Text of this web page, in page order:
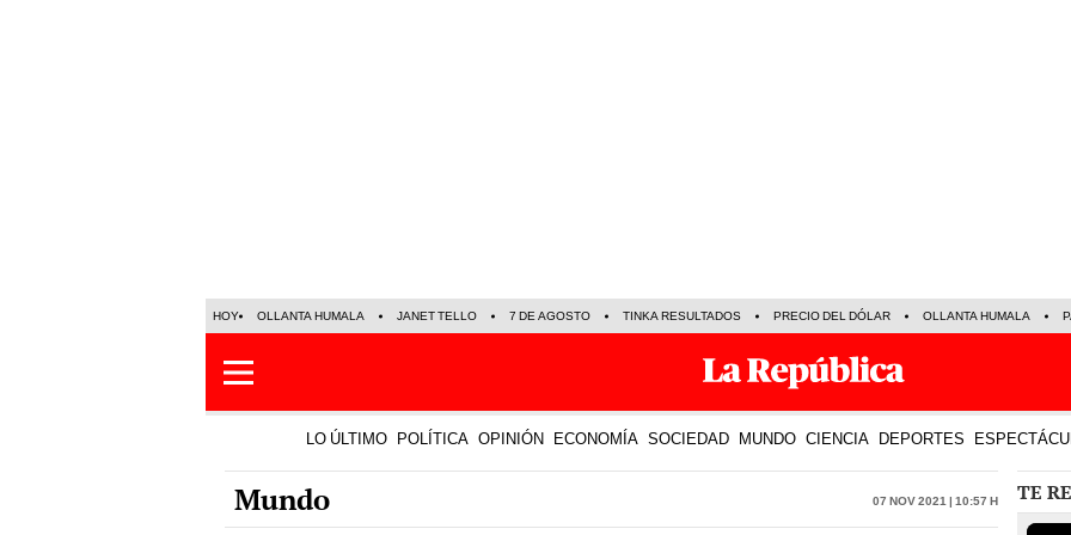
HOY OLLANTA HUMALA JANET TELLO 7 DE AGOSTO TINKA RESULTADOS PRECIO DEL DÓLAR OLLANTA HUMALA
LO ÚLTIMO POLÍTICA OPINIÓN ECONOMÍA SOCIEDAD MUNDO CIENCIA DEPORTES
Mundo 07 Nov 2021 | 10:57 h TE